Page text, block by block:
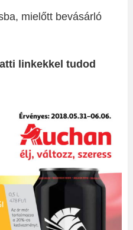
mielőtt bevásárló
linkekkel tudod